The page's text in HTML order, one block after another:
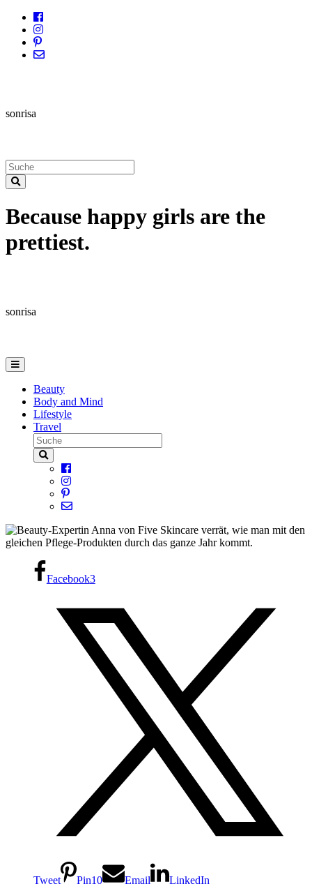
sonrisa
Because happy girls are the
prettiest.
sonrisa
Beauty
Body and Mind
Lifestyle
Travel
Facebook3
Tweet Pin10 Email LinkedIn